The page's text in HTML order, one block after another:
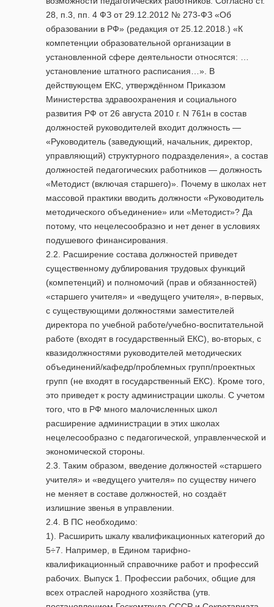
28, п.3, пп. 4 ФЗ от 29.12.2012 № 273-ФЗ «Об
образовании в РФ» (редакция от 25.12.2018.) «К
компетенции образовательной организации в
установленной сфере деятельности относятся: …
установление штатного расписания…». В
действующем ЕКС, утверждённом Приказом
Министерства здравоохранения и социального
развития РФ от 26 августа 2010 г. N 761н в состав
должностей руководителей входит должность —
«Руководитель (заведующий, начальник, директор,
управляющий) структурного подразделения», а состав
должностей педагогических работников — должность
«Методист (включая старшего)». Почему в школах нет
массовой практики вводить должности «Руководитель
методического объединение» или «Методист»? Да
потому, что нецелесообразно и нет денег в условиях
подушевого финансирования.
2.2. Расширение состава должностей приведет
существенному дублирования трудовых функций
(компетенций) и полномочий (прав и обязанностей)
«старшего учителя» и «ведущего учителя», в-первых,
с существующими должностями заместителей
директора по учебной работе/учебно-воспитательной
работе (входят в государственный ЕКС), во-вторых, с
квазидолжностями руководителей методических
объединений/кафедр/проблемных групп/проектных
групп (не входят в государственный ЕКС). Кроме того,
это приведет к росту администрации школы. С учетом
того, что в РФ много малочисленных школ
расширение администрации в этих школах
нецелесообразно с педагогической, управленческой и
экономической стороны.
2.3. Таким образом, введение должностей «старшего
учителя» и «ведущего учителя» по существу ничего
не меняет в составе должностей, но создаёт
излишние звенья в управлении.
2.4. В ПС необходимо:
1). Расширить шкалу квалификационных категорий до
5÷7. Например, в Едином тарифно-
квалификационный справочнике работ и профессий
рабочих. Выпуск 1. Профессии рабочих, общие для
всех отраслей народного хозяйства (утв.